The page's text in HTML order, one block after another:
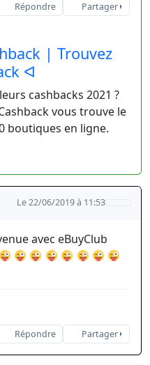
Répondre Partager
| Trouvez
ᐊ
cashbacks 2021 ?
vous trouve le
boutiques en ligne.
Le 22/06/2019 à 11:53
avec eBuyClub
Répondre Partager